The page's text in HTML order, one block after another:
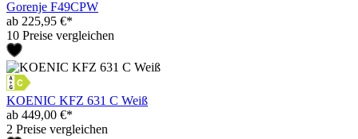
Gorenje F49CPW
ab 225,95 €*
10 Preise vergleichen
KOENIC KFZ 631 C Weiß
ab 449,00 €*
2 Preise vergleichen